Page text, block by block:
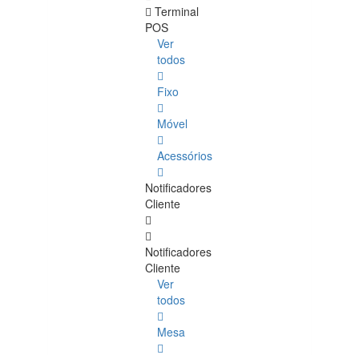
Terminal
POS
Ver
todos
Fixo
Móvel
Acessórios
Notificadores
Cliente
Notificadores
Cliente
Ver
todos
Mesa